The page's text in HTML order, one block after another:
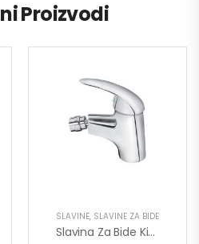
Proizvodi
SLAVINE, SLAVINE ZA BIDE
Slavina Za Bide King J391001